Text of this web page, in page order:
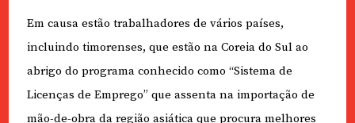
Em causa estão trabalhadores de vários países,
incluindo timorenses, que estão na Coreia do Sul ao
abrigo do programa conhecido como “Sistema de
Licenças de Emprego” que assenta na importação de
mão-de-obra da região asiática que procura melhores